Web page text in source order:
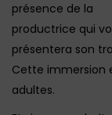
présence de la
productrice qui
présentera son
Cette immersion
adultes.